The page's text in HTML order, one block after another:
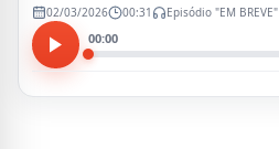
02/03/2026 00:31 Episódio "EM BREVE"
00:00